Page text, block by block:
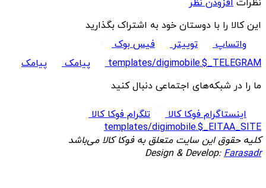
نظرات افزودن نظر
این کالا را با دوستان خود به اشتراک بگذارید
واتساپ
توییتر
فیس بوک
templates/digimobile.$_TELEGRAM
پیامک
پیامک
ما را در شبکه‌های اجتماعی دنبال کنید
اینستاگرام فوکا کالا
تلگرام فوکا کالا
templates/digimobile.$_EITAA_SITE
کلیه حقوق این سایت متعلق به فوکا کالا می‌باشد
Design & Develop:Farasadr